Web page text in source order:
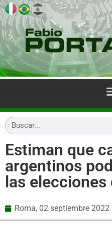
Estiman que
argentinos
las elecciones
Roma, 02 septiembre 2022